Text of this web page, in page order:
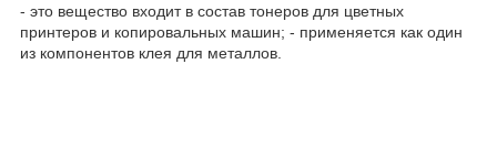
- это вещество входит в состав тонеров для цветных
принтеров и копировальных машин; - применяется как один
из компонентов клея для металлов.